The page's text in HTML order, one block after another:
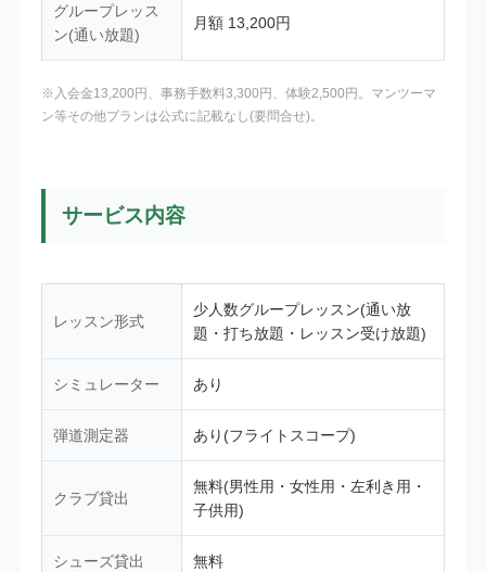
グループレッス
ン(通い放題)
月額 13,200円
※入会金13,200円、事務手数料3,300円、体験2,500円。マンツーマ
ン等その他プランは公式に記載なし(要問合せ)。
サービス内容
レッスン形式
少人数グループレッスン(通い放
題・打ち放題・レッスン受け放題)
シミュレーター あり
弾道測定器 あり(フライトスコープ)
クラブ貸出
無料(男性用・女性用・左利き用・
子供用)
シューズ貸出 無料